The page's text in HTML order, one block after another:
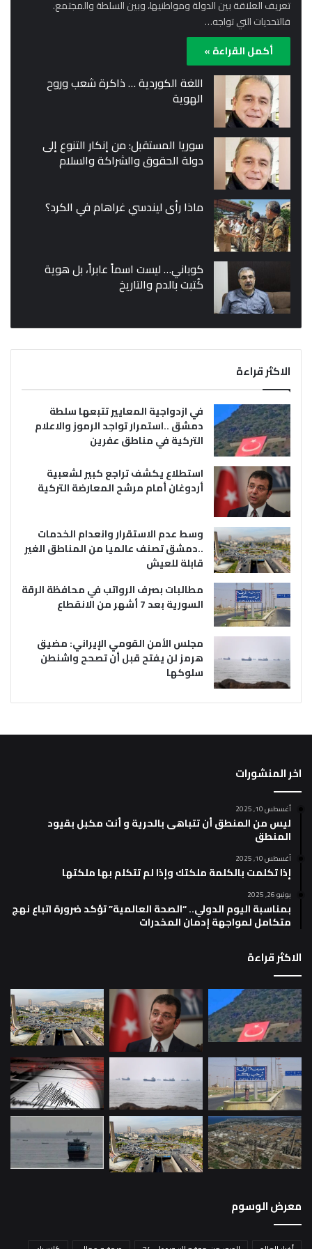
تعريف العلاقة بين الدولة ومواطنيها، وبين السلطة والمجتمع.
فالتحديات التي تواجه…
أكمل القراءة »
اللغة الكوردية … ذاكرة شعب وروح
الهوية
سوريا المستقبل: من إنكار التنوع إلى
دولة الحقوق والشراكة والسلام
ماذا رأى ليندسي غراهام في الكرد؟
كوباني… ليست اسماً عابراً، بل هوية
كُتبت بالدم والتاريخ
الاكثر قراءة
في ازدواجية المعايير تتبعها سلطة
دمشق ..استمرار تواجد الرموز والاعلام
التركية في مناطق عفرين
استطلاع يكشف تراجع كبير لشعبية
أردوغان أمام مرشح المعارضة التركية
وسط عدم الاستقرار وانعدام الخدمات
..دمشق تصنف عالميا من المناطق الغير
قابلة للعيش
مطالبات بصرف الرواتب في محافظة الرقة
السورية بعد 7 أشهر من الانقطاع
مجلس الأمن القومي الإيراني: مضيق
هرمز لن يفتح قبل أن تصحح واشنطن
سلوكها
اخر المنشورات
أغسطس 10, 2025
ليس من المنطق أن تتباهى بالحرية و أنت مكبل بقيود
المنطق
أغسطس 10, 2025
إذا تكلمت بالكلمة ملكتك وإذا لم تتكلم بها ملكتها
يونيو 26, 2025
بمناسبة اليوم الدولي.. “الصحة العالمية” تؤكد ضرورة اتباع نهج
متكامل لمواجهة إدمان المخدرات
الاكثر قراءة
معرض الوسوم